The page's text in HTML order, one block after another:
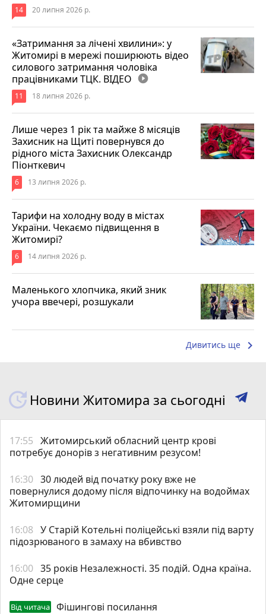
14 20 липня 2026 р.
«Затримання за лічені хвилини»: у
Житомирі в мережі поширюють відео
силового затримання чоловіка
працівниками ТЦК. ВІДЕО play_circle_filled
11 18 липня 2026 р.
Лише через 1 рік та майже 8 місяців
Захисник на Щиті повернувся до
рідного міста Захисник Олександр
Піонткевич
6 13 липня 2026 р.
Тарифи на холодну воду в містах
України. Чекаємо підвищення в
Житомирі?
6 14 липня 2026 р.
Маленького хлопчика, який зник
учора ввечері, розшукали
Дивитись ще keyboard_arrow_right
Новини Житомира за сьогодні
17:55 Житомирський обласний центр крові
потребує донорів з негативним резусом!
16:30 30 людей від початку року вже не
повернулися додому після відпочинку на водоймах
Житомирщини
16:08 У Старій Котельні поліцейські взяли під варту
підозрюваного в замаху на вбивство
16:00 35 років Незалежності. 35 подій. Одна країна.
Одне серце
Від читача Фішингові посилання